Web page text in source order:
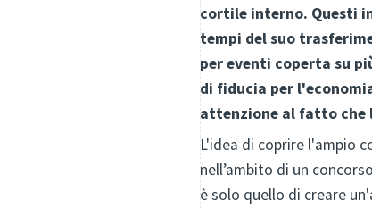
cortile interno. Questi
tempi del suo
per eventi coperta su
di fiducia per
attenzione al fatto che
L'idea di coprire l'ampio
nell’ambito di un
è solo quello di creare